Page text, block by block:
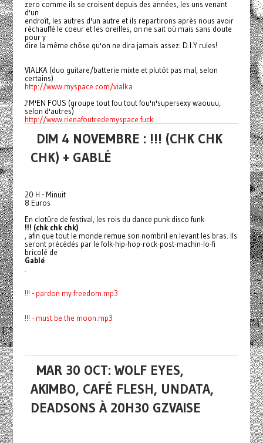
zero comme ils se croisent depuis des années, les uns venant
d'un
endroît, les autres d'un autre et ils repartirons après nous avoir
réchauffé le coeur et les oreilles, on ne sait où mais sans doute
pour y
dire la même chôse qu'on ne dira jamais assez: D.I.Y rules!
VIALKA (duo guitare/batterie mixte et plutôt pas mal, selon
certains)
http://www.myspace.com/vialka
J'M'EN FOUS (groupe tout fou tout fou'n'supersexy waouuu,
selon d'autres)
http://www.rienafoutredemyspace.fuck
DIM 4 NOVEMBRE : !!! (CHK CHK
CHK) + GABLÉ
20 H - Minuit
8 Euros
En clotûre de festival, les rois du dance punk disco funk
!!! (chk chk chk)
, afin que tout le monde remue son nombril en levant les bras. Ils
seront précédés par le folk-hip-hop-rock-post-machin-lo-fi
bricolé de
Gablé
!!! - pardon my freedom.mp3
!!! - must be the moon.mp3
MAR 30 OCT: WOLF EYES,
AKIMBO, CAFÉ FLESH, UNDATA,
DEADSONS À 20H30 GZVAISE